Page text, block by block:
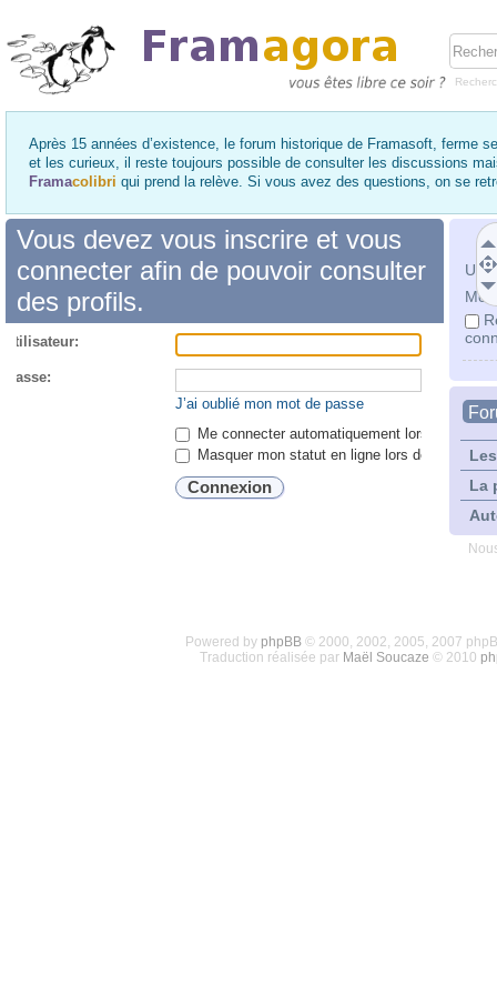
Après 15 années d’existence, le forum historique de Framasoft, ferme
et les curieux, il reste toujours possible de consulter les discussions
Framacolibri qui prend la relève. Si vous avez des questions, on se
Mot
La
Vous devez vous inscrire et vous
connecter afin de pouvoir consulter
des profils.
passe:
J’ai oublié mon mot de passe
Me connecter automatiquement lors de
Masquer mon statut en ligne lors de cette
Powered by phpBB© 2000, 2002, 2005, 2007
Traduction réalisée par Maël Soucaze © 2010